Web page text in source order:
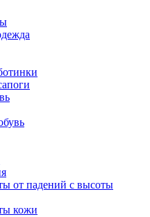
от падений с высоты
кожи